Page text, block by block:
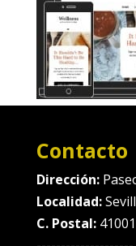
Contacto
Dirección:
Localidad:
C. Postal:41001